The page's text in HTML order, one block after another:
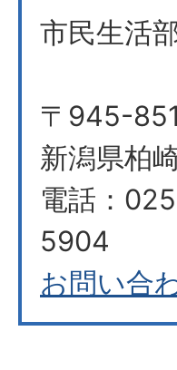
市民生活
〒945-
新潟県柏
電話：
5904
お問い合